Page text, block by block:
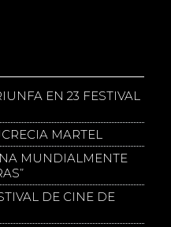
EN 23 FESTIVAL
MARTEL
MUNDIALMENTE
DE CINE DE